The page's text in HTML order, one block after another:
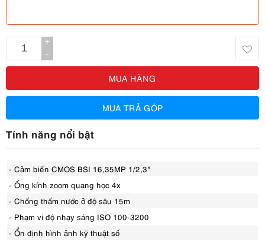
+
-
MUA HÀNG
MUA TRẢ GÓP
Tính năng nổi bật
- Cảm biến CMOS BSI 16,35MP 1/2,3"
- Ống kính zoom quang học 4x
- Chống thấm nước ở độ sâu 15m
- Phạm vi độ nhạy sáng ISO 100-3200
- Ổn định hình ảnh kỹ thuật số